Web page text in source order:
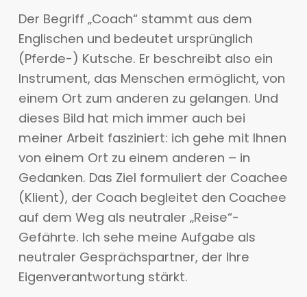
Der Begriff „Coach“ stammt aus dem
Englischen und bedeutet ursprünglich
(Pferde-) Kutsche. Er beschreibt also ein
Instrument, das Menschen ermöglicht, von
einem Ort zum anderen zu gelangen. Und
dieses Bild hat mich immer auch bei
meiner Arbeit fasziniert: ich gehe mit Ihnen
von einem Ort zu einem anderen – in
Gedanken. Das Ziel formuliert der Coachee
(Klient), der Coach begleitet den Coachee
auf dem Weg als neutraler „Reise“-
Gefährte. Ich sehe meine Aufgabe als
neutraler Gesprächspartner, der Ihre
Eigenverantwortung stärkt.